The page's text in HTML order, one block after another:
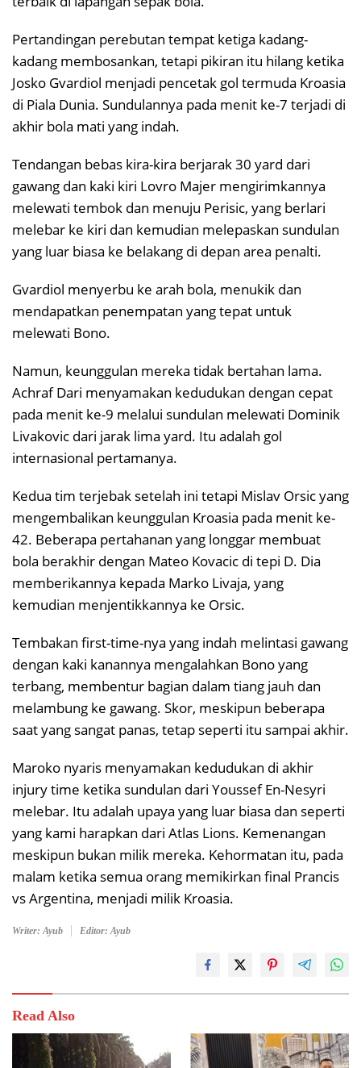
Pertandingan perebutan tempat ketiga kadang-
kadang membosankan, tetapi pikiran itu hilang ketika
Josko Gvardiol menjadi pencetak gol termuda Kroasia
di Piala Dunia. Sundulannya pada menit ke-7 terjadi di
akhir bola mati yang indah.
Tendangan bebas kira-kira berjarak 30 yard dari
gawang dan kaki kiri Lovro Majer mengirimkannya
melewati tembok dan menuju Perisic, yang berlari
melebar ke kiri dan kemudian melepaskan sundulan
yang luar biasa ke belakang di depan area penalti.
Gvardiol menyerbu ke arah bola, menukik dan
mendapatkan penempatan yang tepat untuk
melewati Bono.
Namun, keunggulan mereka tidak bertahan lama.
Achraf Dari menyamakan kedudukan dengan cepat
pada menit ke-9 melalui sundulan melewati Dominik
Livakovic dari jarak lima yard. Itu adalah gol
internasional pertamanya.
Kedua tim terjebak setelah ini tetapi Mislav Orsic yang
mengembalikan keunggulan Kroasia pada menit ke-
42. Beberapa pertahanan yang longgar membuat
bola berakhir dengan Mateo Kovacic di tepi D. Dia
memberikannya kepada Marko Livaja, yang
kemudian menjentikkannya ke Orsic.
Tembakan first-time-nya yang indah melintasi gawang
dengan kaki kanannya mengalahkan Bono yang
terbang, membentur bagian dalam tiang jauh dan
melambung ke gawang. Skor, meskipun beberapa
saat yang sangat panas, tetap seperti itu sampai akhir.
Maroko nyaris menyamakan kedudukan di akhir
injury time ketika sundulan dari Youssef En-Nesyri
melebar. Itu adalah upaya yang luar biasa dan seperti
yang kami harapkan dari Atlas Lions. Kemenangan
meskipun bukan milik mereka. Kehormatan itu, pada
malam ketika semua orang memikirkan final Prancis
vs Argentina, menjadi milik Kroasia.
Writer: Ayub Editor: Ayub
Read Also